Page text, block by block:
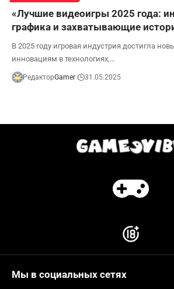
«Лучшие видеоигры 2025 года:
графика и захватывающие
В 2025 году игровая индустрия достигла
инновациям в технологиях,…
РедакторGamer 31.05.2025
Мы в социальных сетях